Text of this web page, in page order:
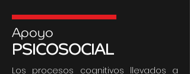
Los procesos cognitivos llevados a
PSICOSOCIAL
Apoyo